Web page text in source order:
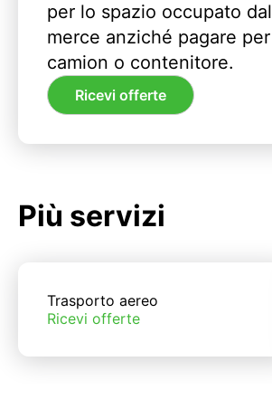
per lo spazio occupato
merce anziché pagare
camion o contenitore.
Ricevi offerte
Più servizi
Trasporto aereo
Ricevi offerte